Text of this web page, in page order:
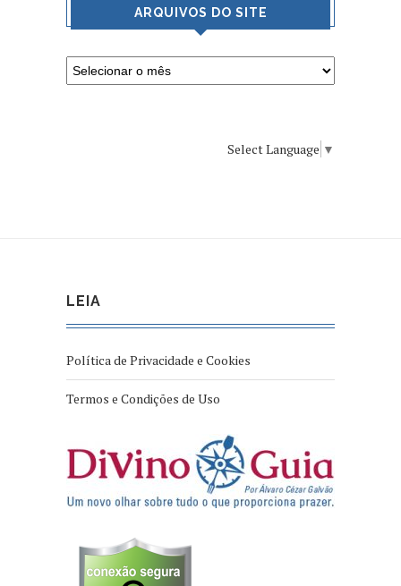
ARQUIVOS DO SITE
Select Language ▼
LEIA
Política de Privacidade e Cookies
Termos e Condições de Uso